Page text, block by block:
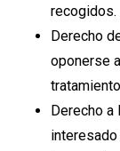
recogidos.
Derecho
oponerse
Derecho a